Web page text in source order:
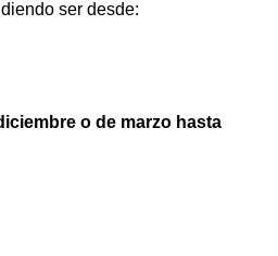
ser desde:
o de marzo hasta